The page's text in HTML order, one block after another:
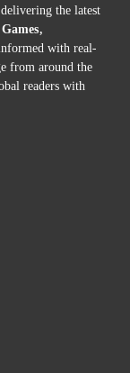
the latest
with real-
from around the
readers with